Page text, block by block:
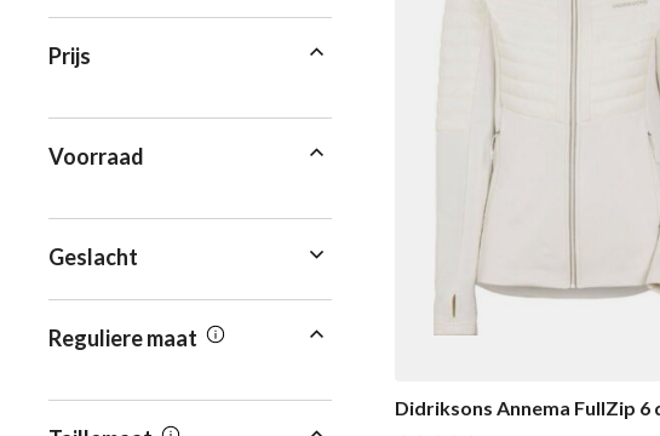
Didriksons Annema FullZip 6
Prijs
Voorraad
Geslacht
Reguliere maat